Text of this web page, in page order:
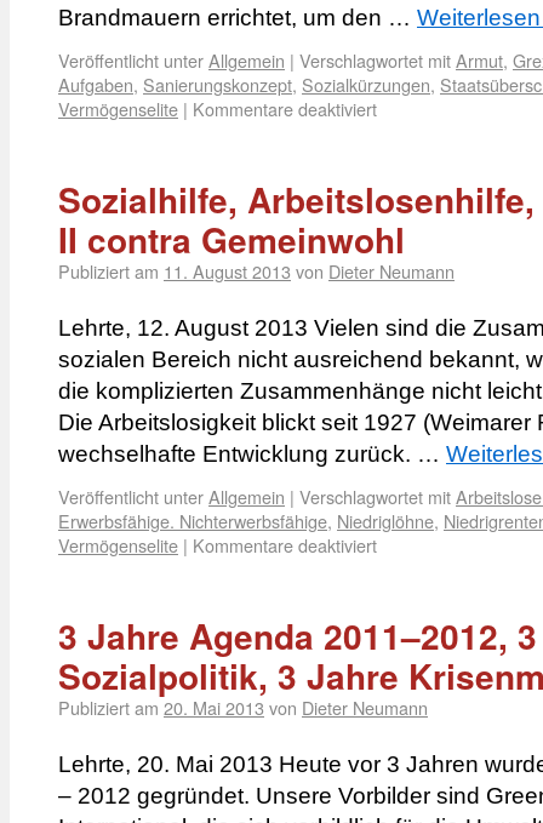
Brandmauern errichtet, um den …
Veröffentlicht unterAllgemein | Verschlagwortet mitArmut,
Aufgaben, Sanierungskonzept, Sozialkürzungen,
Vermögenselite | Kommentare deaktiviert
Sozialhilfe,
II contra Gemeinwohl
Publiziert am 11. August 2013 von Dieter Neumann
Lehrte, 12. August 2013 Vielen sind die
sozialen Bereich nicht ausreichend bekannt,
die komplizierten Zusammenhänge nicht
Die Arbeitslosigkeit blickt seit 1927 (Weimarer
wechselhafte Entwicklung zurück. …
Veröffentlicht unterAllgemein | Verschlagwortet mit
Erwerbsfähige. Nichterwerbsfähige, Niedriglöhne,
Vermögenselite | Kommentare deaktiviert
3 Jahre Agenda 2011–2012,
Sozialpolitik, 3 Jahre
Publiziert am 20. Mai 2013 von Dieter Neumann
Lehrte, 20. Mai 2013 Heute vor 3 Jahren
– 2012 gegründet. Unsere Vorbilder sind